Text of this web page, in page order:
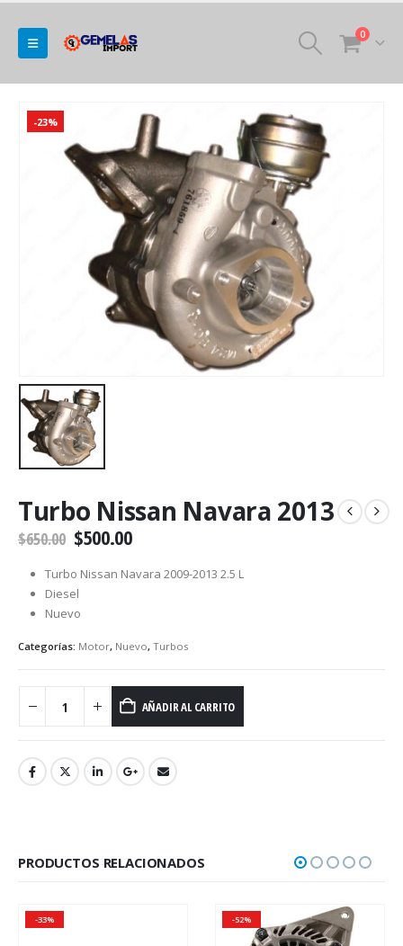
0
-23%
Turbo Nissan Navara 2013
$650.00 $500.00
Turbo Nissan Navara 2009-2013 2.5 L
Diesel
Nuevo
Categorías: Motor, Nuevo, Turbos
AÑADIR AL CARRITO
PRODUCTOS RELACIONADOS
-33% -52%